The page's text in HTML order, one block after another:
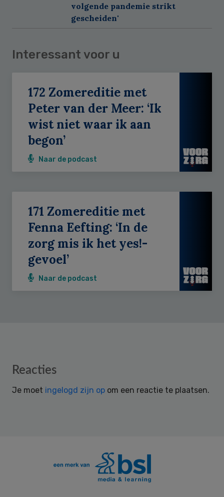
volgende pandemie strikt
gescheiden'
Interessant voor u
172 Zomereditie met
Peter van der Meer: ‘Ik
wist niet waar ik aan
begon’
Naar de podcast
171 Zomereditie met
Fenna Eefting: ‘In de
zorg mis ik het yes!-
gevoel’
Naar de podcast
Reader
Reacties
Je moet ingelogd zijn op om een reactie te plaatsen.